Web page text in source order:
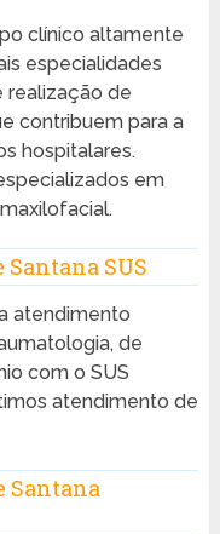
clínico altamente
especialidades
realização de
contribuem para a
hospitalares.
em
SUS
atendimento
de
com o SUS
atendimento de
Santana